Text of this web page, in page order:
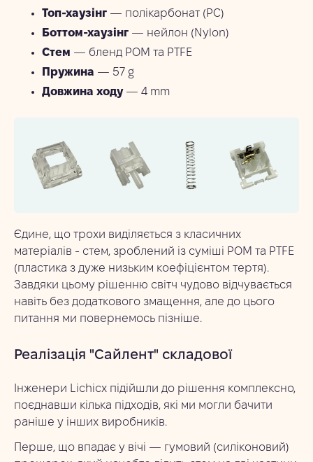
Топ-хаузінг — полікарбонат (PC)
Боттом-хаузінг — нейлон (Nylon)
Стем — бленд POM та PTFE
Пружина — 57 g
Довжина ходу— 4 mm
Єдине, що трохи виділяється з класичних
матеріалів - стем, зроблений із суміші POM та PTFE
(пластика з дуже низьким коефіцієнтом тертя).
Завдяки цьому рішенню світч чудово відчувається
навіть без додаткового змащення, але до цього
питання ми повернемось пізніше.
Реалізація "Сайлент" складової
Інженери Lichicx підійшли до рішення комплексно,
поєднавши кілька підходів, які ми могли бачити
раніше у інших виробників.
Перше, що впадає у вічі — гумовий (силіконовий)